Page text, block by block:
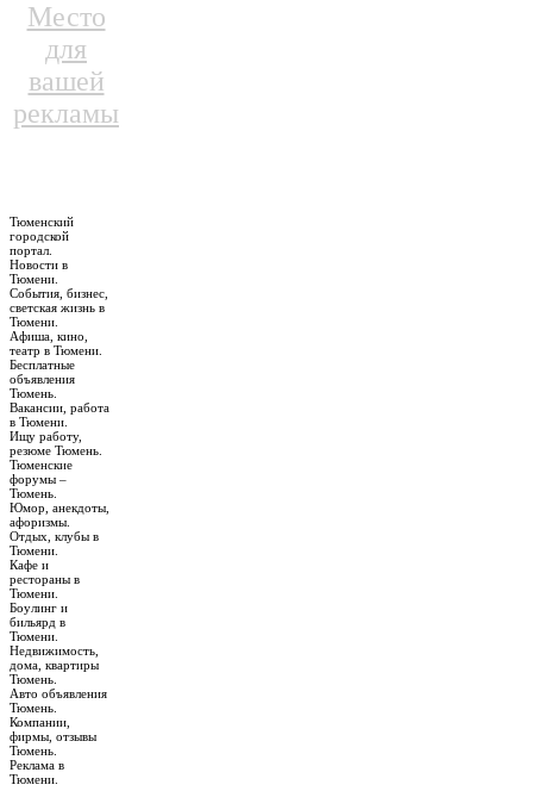
Место
для
вашей
рекламы
Тюменский
городской
портал.
Новости в
Тюмени.
События, бизнес,
светская жизнь в
Тюмени.
Афиша, кино,
театр в Тюмени.
Бесплатные
объявления
Тюмень.
Вакансии, работа
в Тюмени.
Ищу работу,
резюме Тюмень.
Тюменские
форумы –
Тюмень.
Юмор, анекдоты,
афоризмы.
Отдых, клубы в
Тюмени.
Кафе и
рестораны в
Тюмени.
Боулинг и
бильярд в
Тюмени.
Недвижимость,
дома, квартиры
Тюмень.
Авто объявления
Тюмень.
Компании,
фирмы, отзывы
Тюмень.
Реклама в
Тюмени.